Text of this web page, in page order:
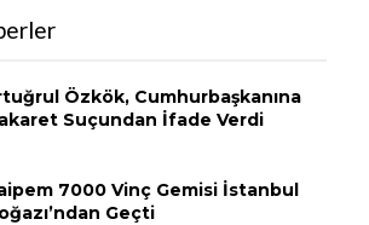
Özkök, Cumhurbaşkanına
Suçundan İfade Verdi
7000 Vinç Gemisi İstanbul
Geçti